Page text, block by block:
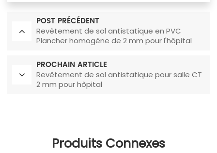
POST PRÉCÉDENT
Revêtement de sol antistatique en PVC
Plancher homogène de 2 mm pour l'hôpital
PROCHAIN ARTICLE
Revêtement de sol antistatique pour salle CT
2 mm pour hôpital
Produits Connexes